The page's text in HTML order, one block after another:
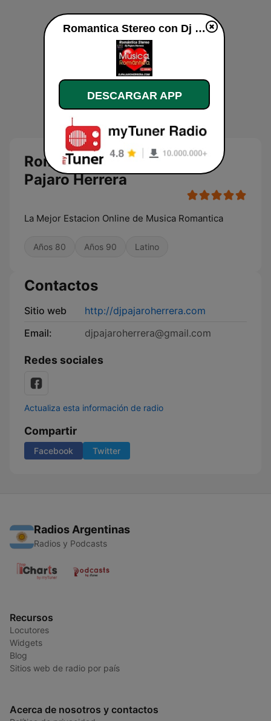
Romantica Stereo con Dj
Pajaro Herrera
La Mejor Estacion Online de Musica Romantica
Años 80 Años 90 Latino
Contactos
Sitio web
http://djpajaroherrera.com
Email:
djpajaroherrera@gmail.com
Redes sociales
Actualiza esta información de radio
Compartir
Facebook Twitter
Radios Argentinas
Radios y Podcasts
Recursos
Locutores
Widgets
Blog
Sitios web de radio por país
Acerca de nosotros y contactos
Romantica Stereo con Dj Pajaro Herrera en vivo
DESCARGAR APP